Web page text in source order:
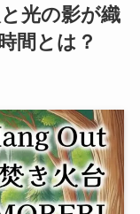
光の影が織
間とは？